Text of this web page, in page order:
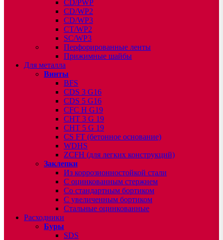
CD/PWP
CD/WP2
CD/WP3
CT/WP2
SC/WP3
Перфорированные ленты
Прижимные шайбы
Для металла
Винты
BFS
CDS 3 G16
CDS 5 G16
CFC H G19
CHT 3 G 19
CHT 5 G 19
CS FT (бетонное основание)
WDHS
ZCFH (для легких конструкций)
Заклепки
Из коррозионностойкой стали
С оцинкованным стержнем
Со стандартным бортиком
С увеличенным бортиком
Стальные оцинкованные
Расходники
Буры
SDS